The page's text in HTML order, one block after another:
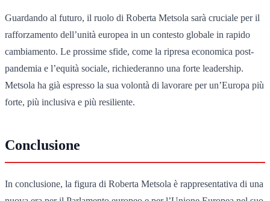
Guardando al futuro, il ruolo di Roberta Metsola sarà cruciale per il
rafforzamento dell’unità europea in un contesto globale in rapido
cambiamento. Le prossime sfide, come la ripresa economica post-
pandemia e l’equità sociale, richiederanno una forte leadership.
Metsola ha già espresso la sua volontà di lavorare per un’Europa più
forte, più inclusiva e più resiliente.
Conclusione
In conclusione, la figura di Roberta Metsola è rappresentativa di una